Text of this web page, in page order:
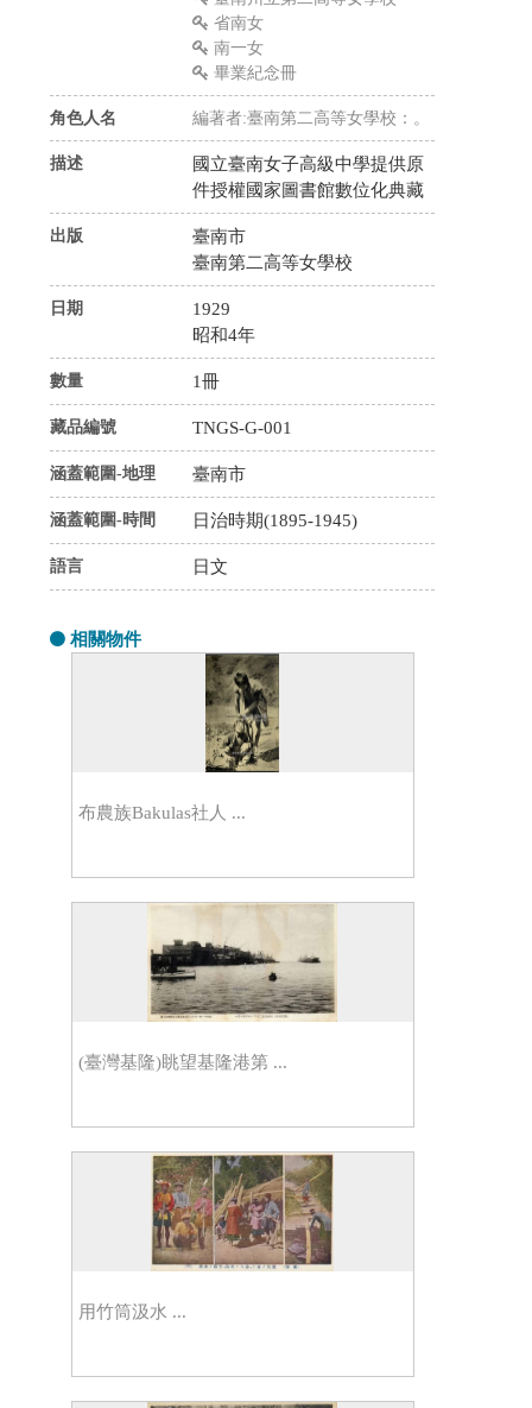
省南女
南一女
畢業紀念冊
角色人名 編著者:臺南第二高等女學校：。
描述
國立臺南女子高級中學提供原
件授權國家圖書館數位化典藏
出版
臺南市
臺南第二高等女學校
日期
1929
昭和4年
數量 1冊
藏品編號 TNGS-G-001
涵蓋範圍-地理 臺南市
涵蓋範圍-時間 日治時期(1895-1945)
語言 日文
相關物件
布農族Bakulas社人 ...
(臺灣基隆)眺望基隆港第 ...
用竹筒汲水 ...